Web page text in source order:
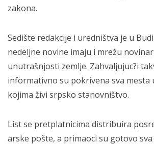
zakona.
Sedište redakcije i uredništva je u
nedeljne novine imaju i mrežu
unutrašnjosti zemlje. Zahvaljujuc?i
informativno su pokrivena sva mesta
kojima živi srpsko stanovništvo.
List se pretplatnicima distribuira
arske pošte, a primaoci su gotovo sva